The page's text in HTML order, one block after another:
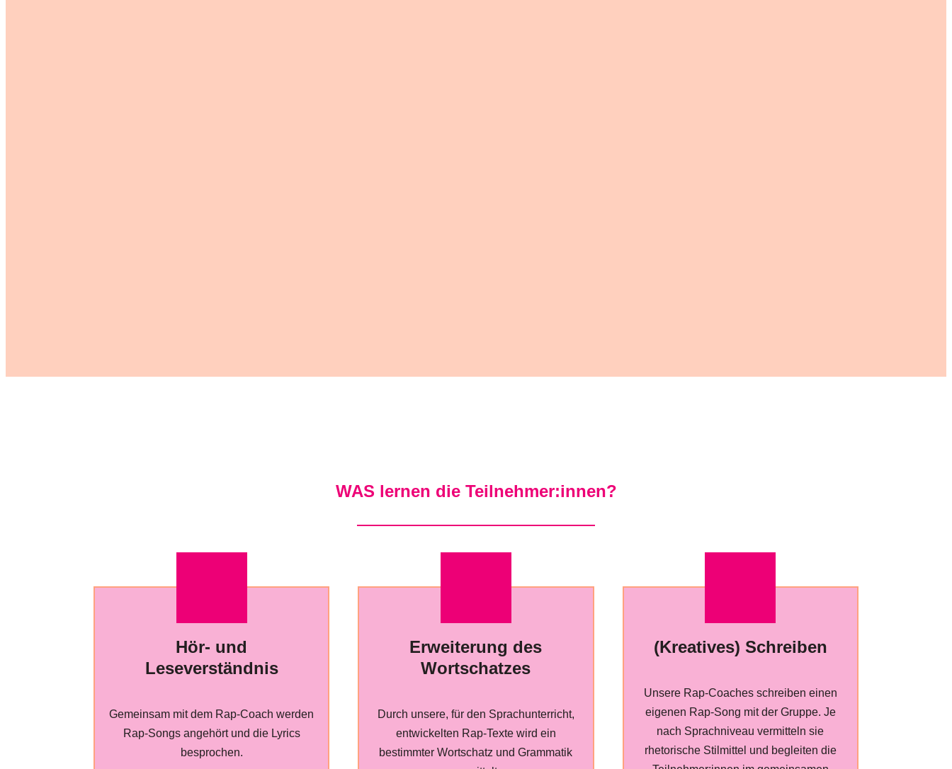
WAS lernen die Teilnehmer:innen?
Hör- und
Leseverständnis
Gemeinsam mit dem Rap-Coach werden
Rap-Songs angehört und die Lyrics
besprochen.
Erweiterung des
Wortschatzes
Durch unsere, für den Sprachunterricht,
entwickelten Rap-Texte wird ein
bestimmter Wortschatz und Grammatik
(Kreatives) Schreiben
Unsere Rap-Coaches schreiben einen
eigenen Rap-Song mit der Gruppe. Je
nach Sprachniveau vermitteln sie
rhetorische Stilmittel und begleiten die